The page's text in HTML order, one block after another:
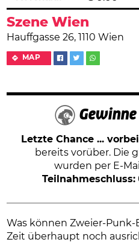
Szene Wien
Hauffgasse 26, 1110 Wien
MAP
Letzte Chance ...
bereits vorüber. Die
wurden per E-
Teilnahmeschluss:
Was können Zweier-
Zeit überhaupt noch